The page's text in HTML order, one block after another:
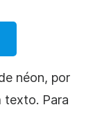
néon, por
texto. Para